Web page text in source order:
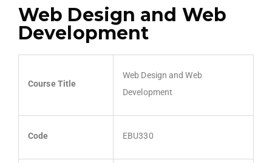
Web Design and Web
Development
Course Title
Web Design and Web
Development
Code EBU330